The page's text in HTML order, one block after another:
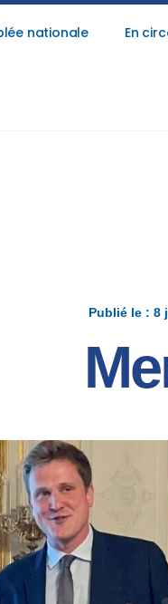
nationale En
Publié le : 8